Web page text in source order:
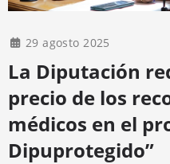
29 agosto 2025
La Diputación
precio de los
médicos en el
Dipuprotegido”